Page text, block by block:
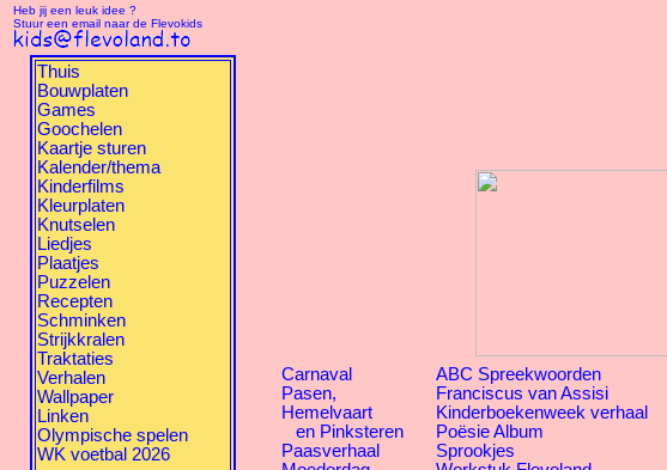
Heb jij een leuk idee ?
Stuur een email naar de Flevokids
Thuis
Bouwplaten
Games
Goochelen
Kaartje sturen
Kalender/thema
Kinderfilms
Kleurplaten
Knutselen
Liedjes
Plaatjes
Puzzelen
Recepten
Schminken
Strijkkralen
Traktaties
Verhalen
Wallpaper
Linken
Olympische spelen
WK voetbal 2026
Carnaval
Pasen,
Hemelvaart
en Pinksteren
Paasverhaal
ABC Spreekwoorden
Franciscus van Assisi
Kinderboekenweek verhaal
Poësie Album
Sprookjes